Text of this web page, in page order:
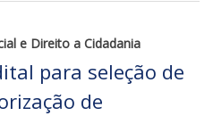
e Direito a Cidadania
para seleção de
de